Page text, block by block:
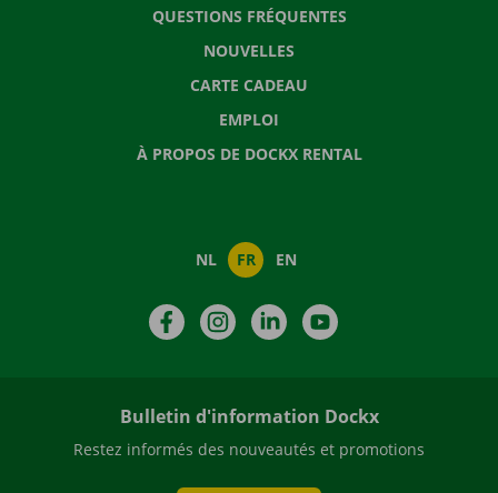
QUESTIONS FRÉQUENTES
NOUVELLES
CARTE CADEAU
EMPLOI
À PROPOS DE DOCKX RENTAL
NL FR EN
FacebookInstagramLinkedIn
Bulletin d'information Dockx
Restez informés des nouveautés et promotions